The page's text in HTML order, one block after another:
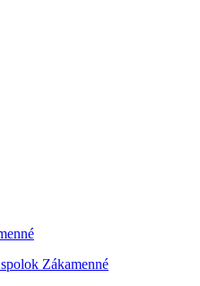
Zákamenné